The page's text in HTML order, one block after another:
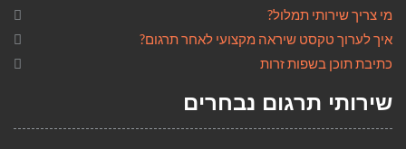
מי צריך שירותי תמלול?
איך לערוך טקסט שיראה מקצועי לאחר תרגום?
כתיבת תוכן בשפות זרות
שירותי תרגום נבחרים